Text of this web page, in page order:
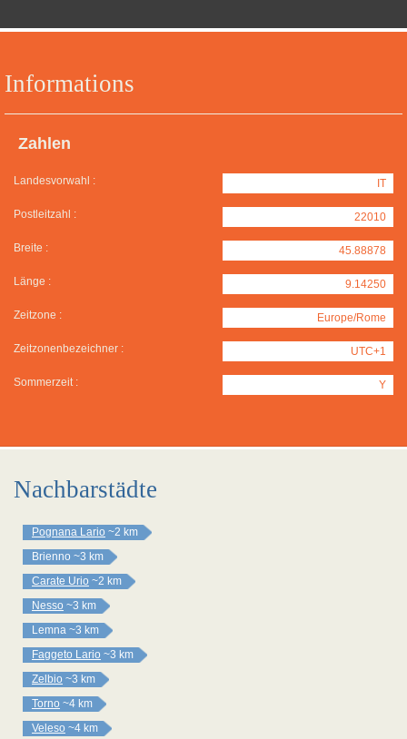
Informations
Zahlen
Landesvorwahl : IT
Postleitzahl : 22010
Breite : 45.88878
Länge : 9.14250
Zeitzone : Europe/Rome
Zeitzonenbezeichner : UTC+1
Sommerzeit : Y
Nachbarstädte
Pognana Lario ~2 km
Brienno ~3 km
Carate Urio ~2 km
Nesso ~3 km
Lemna ~3 km
Faggeto Lario ~3 km
Zelbio ~3 km
Torno ~4 km
Veleso ~4 km